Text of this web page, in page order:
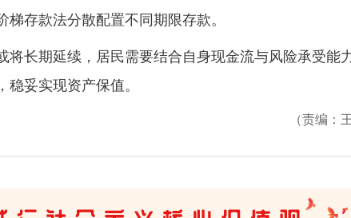
存款法分散配置不同期限存款。
长期延续，居民需要结合自身现金流与风险承受能
妥实现资产保值。
（责编：